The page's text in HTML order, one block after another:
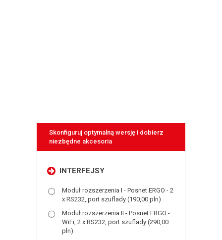
Skonfiguruj optymalną wersję i dobierz
niezbędne akcesoria
INTERFEJSY
Moduł rozszerzenia I - Posnet ERGO - 2
x RS232, port szuflady (190,00 pln)
Moduł rozszerzenia II - Posnet ERGO -
WiFi, 2 x RS232, port szuflady (290,00
pln)